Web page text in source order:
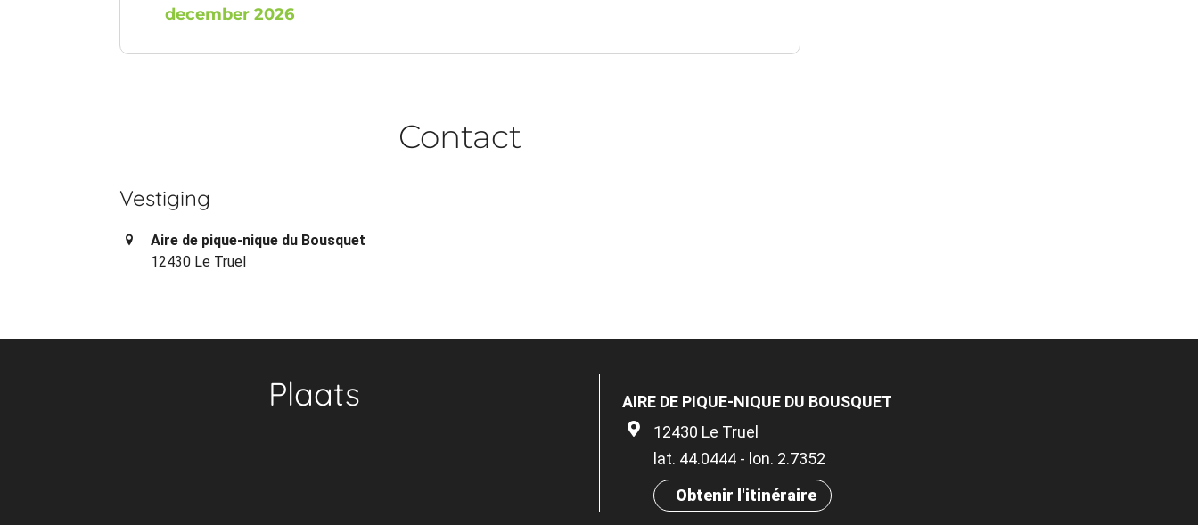
december 2026
Contact
Vestiging
Aire de pique-nique du Bousquet
12430 Le Truel
Plaats
AIRE DE PIQUE-NIQUE DU BOUSQUET
12430 Le Truel
lat. 44.0444 - lon. 2.7352
Obtenir l'itinéraire